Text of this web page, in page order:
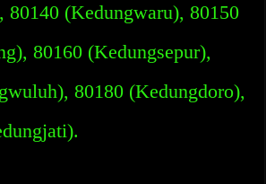
80140 (Kedungwaru), 80150
80160 (Kedungsepur),
80180 (Kedungdoro),